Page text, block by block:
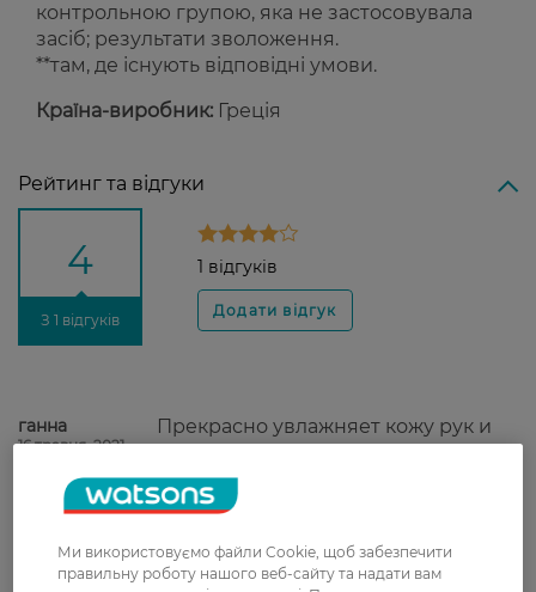
контрольною групою, яка не застосовувала
засіб; результати зволоження.
**там, де існують відповідні умови.
Країна-виробник: Греція
Рейтинг та відгуки
4
З 1 відгуків
1 відгуків
ганна
16 травня, 2021
Прекрасно увлажняет кожу рук и
тела.
Доставка
Ми використовуємо файли Cookie, щоб забезпечити
правильну роботу нашого веб-сайту та надати вам